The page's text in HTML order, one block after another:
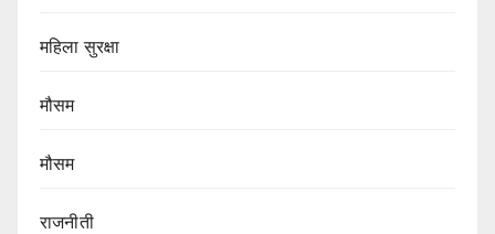
महिला सुरक्षा
मौसम
मौसम
राजनीती